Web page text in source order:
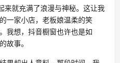
来就充满了浪漫与神秘。这让我
一家小店，老板娘温柔的笑
我想，抖音橱窗也许也是如
故事。